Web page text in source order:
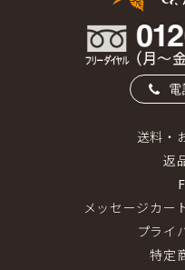
電
送料・
返
メッセージカー
プライ
特定